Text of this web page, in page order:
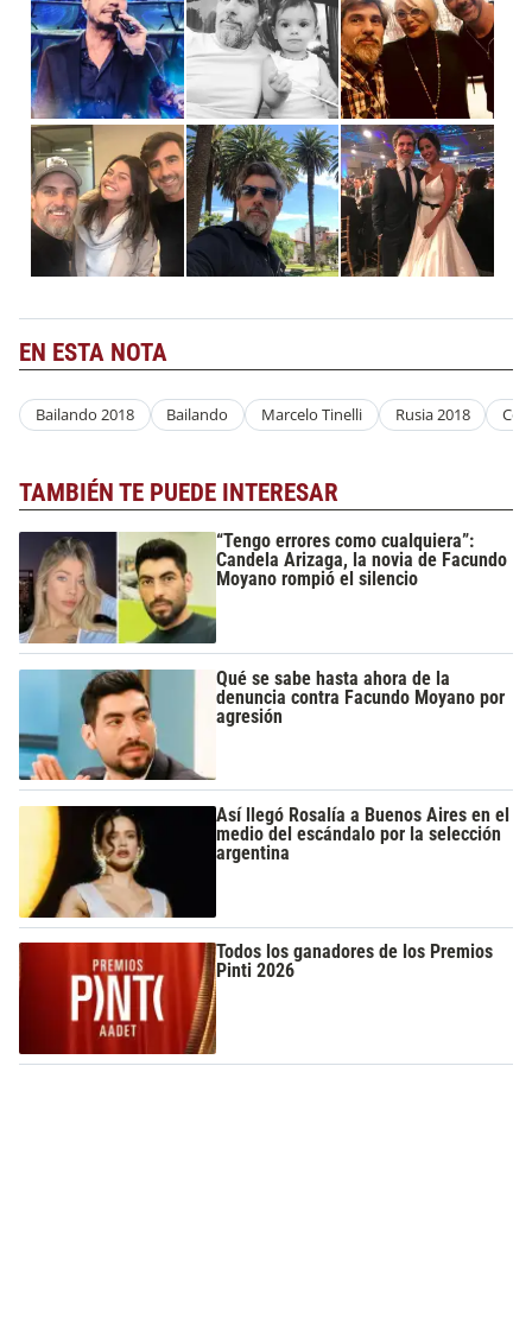
EN ESTA NOTA
Bailando 2018 Bailando Marcelo Tinelli Rusia 2018
TAMBIÉN TE PUEDE INTERESAR
“Tengo errores como cualquiera”:
Candela Arizaga, la novia de Facundo
Moyano rompió el silencio
Qué se sabe hasta ahora de la
denuncia contra Facundo Moyano por
agresión
Así llegó Rosalía a Buenos Aires en el
medio del escándalo por la selección
argentina
Todos los ganadores de los Premios
Pinti 2026